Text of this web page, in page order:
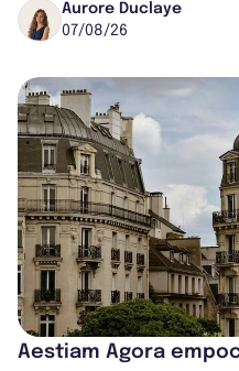
progresse de 3,8% à
Aurore Duclaye
07/08/26
Aestiam Agora